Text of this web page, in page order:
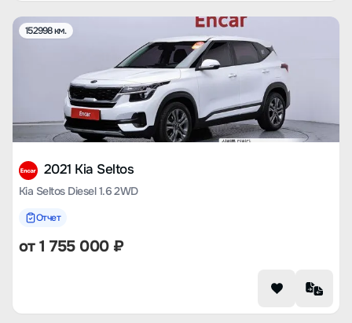
152998 км.
2021 Kia Seltos
Kia Seltos Diesel 1.6 2WD
Отчет
от1 755 000₽